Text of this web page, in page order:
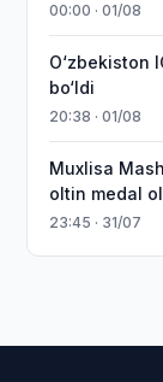
00:00 · 01/08
O‘zbekiston
bo‘ldi
20:38 · 01/08
Muxlisa
oltin medal
23:45 · 31/07